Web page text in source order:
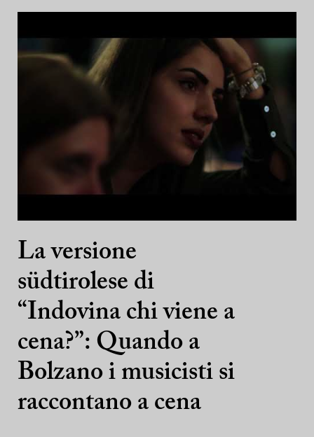
La versione
südtirolese di
“Indovina chi viene a
cena?”: Quando a
Bolzano i musicisti si
raccontano a cena